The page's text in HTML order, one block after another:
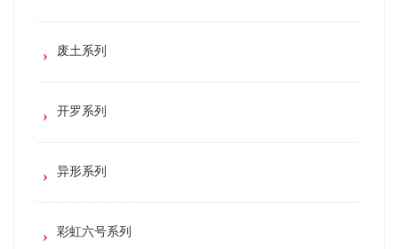
废土系列
开罗系列
异形系列
彩虹六号系列